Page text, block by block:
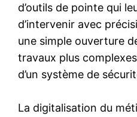
d’outils de pointe qui
d’intervenir avec
une simple ouverture
travaux plus
d’un système de
La digitalisation du